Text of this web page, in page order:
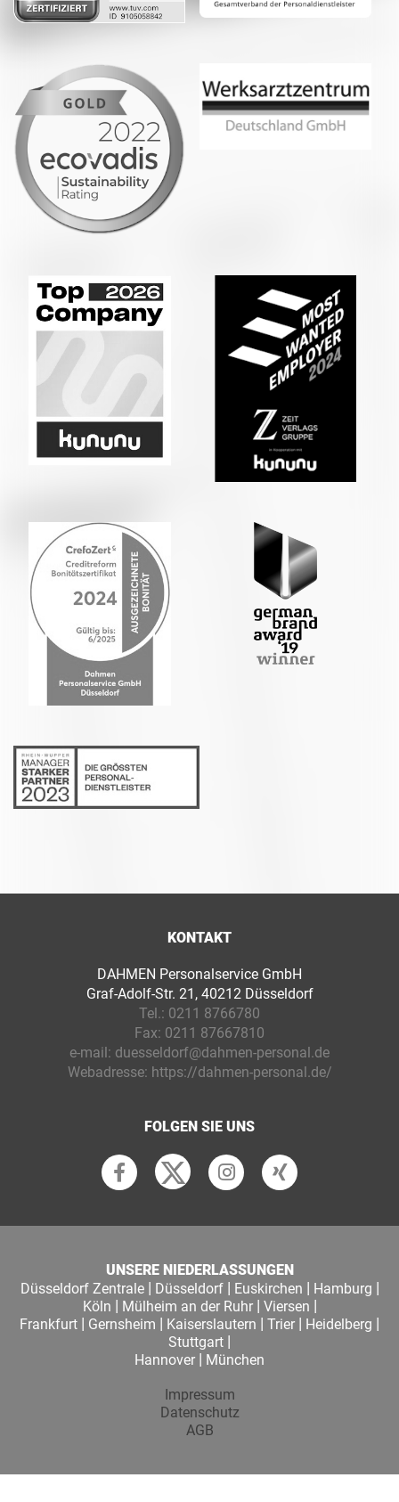
KONTAKT
DAHMEN Personalservice GmbH
Graf-Adolf-Str. 21, 40212 Düsseldorf
Tel.: 0211 8766780
Fax: 0211 87667810
e-mail: duesseldorf@dahmen-personal.de
Webadresse: https://dahmen-personal.de/
FOLGEN SIE UNS
UNSERE NIEDERLASSUNGEN
Düsseldorf Zentrale| Düsseldorf| Euskirchen | Hamburg |
Köln | Mülheim an der Ruhr| Viersen |
Frankfurt | Gernsheim | Kaiserslautern | Trier | Heidelberg |
Stuttgart |
Hannover | München
Impressum
Datenschutz
AGB